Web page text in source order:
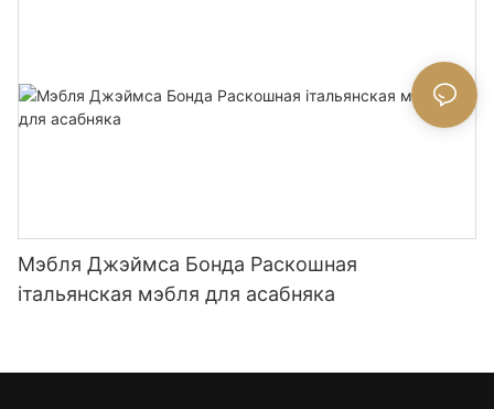
Мэбля Джэймса Бонда Раскошная
італьянская мэбля для асабняка